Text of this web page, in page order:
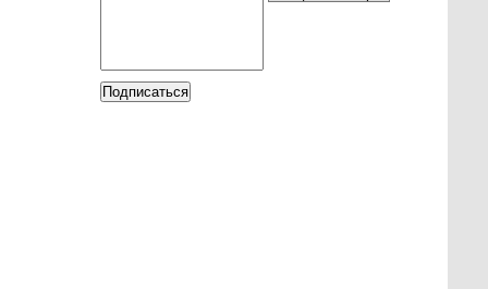
Подписаться